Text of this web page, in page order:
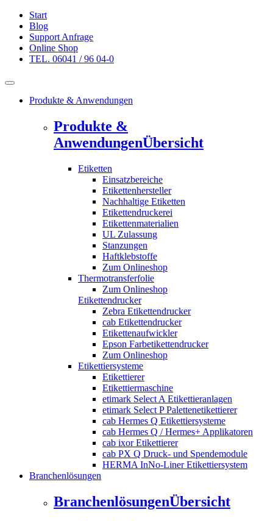
Start
Blog
Support Anfrage
Online Shop
TEL. 06041 / 96 04-0
Produkte & Anwendungen
Produkte &
AnwendungenÜbersicht
Etiketten
Einsatzbereiche
Etikettenhersteller
Nachhaltige Etiketten
Etikettendruckerei
Etikettenmaterialien
UL Zulassung
Stanzungen
Haftklebstoffe
Zum Onlineshop
Thermotransferfolie
Zum Onlineshop
Etikettendrucker
Zebra Etikettendrucker
cab Etikettendrucker
Etikettenaufwickler
Epson Farbetikettendrucker
Zum Onlineshop
Etikettiersysteme
Etikettierer
Etikettiermaschine
etimark Select A Etikettieranlagen
etimark Select P Palettenetikettierer
cab Hermes Q Etikettiersysteme
cab Hermes Q / Hermes+ Applikatoren
cab ixor Etikettierer
cab PX Q Druck- und Spendemodule
HERMA InNo-Liner Etikettiersystem
Branchenlösungen
BranchenlösungenÜbersicht